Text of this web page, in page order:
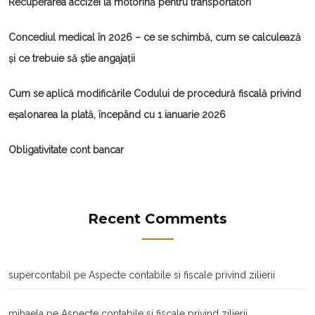
Recuperarea accizei la motorină pentru transportatori
Concediul medical în 2026 – ce se schimbă, cum se calculează
și ce trebuie să știe angajații
Cum se aplică modificările Codului de procedură fiscală privind
eșalonarea la plată, începând cu 1 ianuarie 2026
Obligativitate cont bancar
Recent Comments
supercontabil pe Aspecte contabile si fiscale privind zilierii